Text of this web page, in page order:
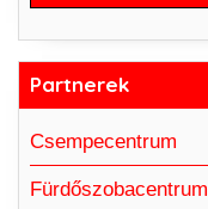
Partnerek
Csempecentrum
Fürdőszobacentrum